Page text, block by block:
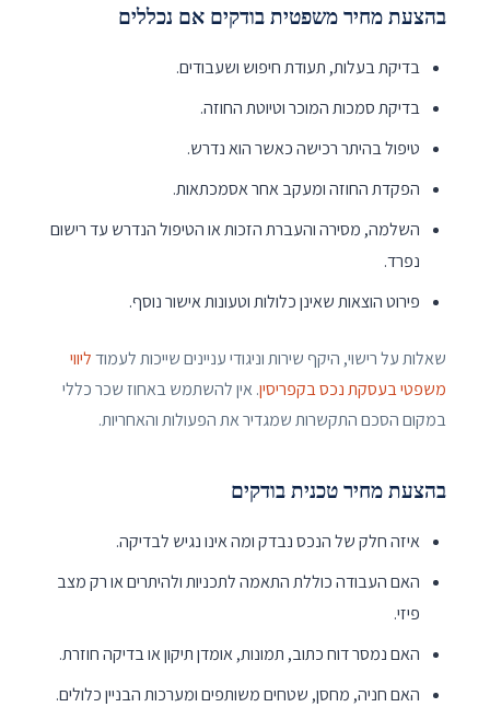
בהצעת מחיר משפטית בודקים אם נכללים
בדיקת בעלות, תעודת חיפוש ושעבודים.
בדיקת סמכות המוכר וטיוטת החוזה.
טיפול בהיתר רכישה כאשר הוא נדרש.
הפקדת החוזה ומעקב אחר אסמכתאות.
השלמה, מסירה והעברת הזכות או הטיפול הנדרש עד רישום
נפרד.
פירוט הוצאות שאינן כלולות וטעונות אישור נוסף.
שאלות על רישוי, היקף שירות וניגודי עניינים שייכות לעמודליווי
משפטי בעסקת נכס בקפריסין. אין להשתמש באחוז שכר כללי
במקום הסכם התקשרות שמגדיר את הפעולות והאחריות.
בהצעת מחיר טכנית בודקים
איזה חלק של הנכס נבדק ומה אינו נגיש לבדיקה.
האם העבודה כוללת התאמה לתכניות ולהיתרים או רק מצב
פיזי.
האם נמסר דוח כתוב, תמונות, אומדן תיקון או בדיקה חוזרת.
האם חניה, מחסן, שטחים משותפים ומערכות הבניין כלולים.